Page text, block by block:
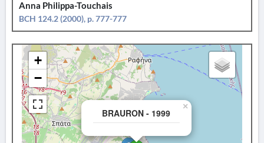
Anna Philippa-Touchais
BCH 124.2 (2000), p. 777-777
BRAURON - 1999
×
+
−